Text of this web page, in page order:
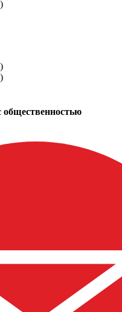
общественностью